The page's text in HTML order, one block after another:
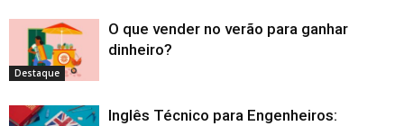
Destaque
O que vender no verão para ganhar
dinheiro?
Inglês Técnico para Engenheiros: